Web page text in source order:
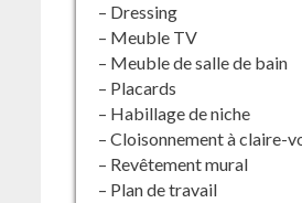
– Dressing
– Meuble TV
– Meuble de salle de bain
– Placards
– Habillage de niche
– Cloisonnement à claire-
– Revêtement mural
– Plan de travail